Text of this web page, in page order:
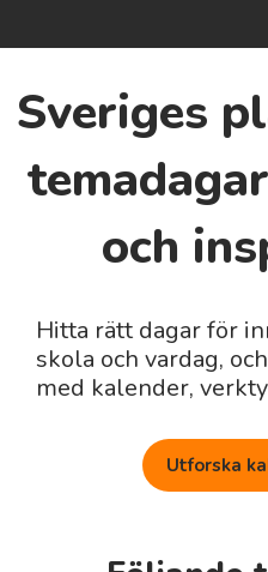
till
innehåll
Sveriges
och
Hitta rätt dagar för
skola och vardag,
med kalender,
Utforska